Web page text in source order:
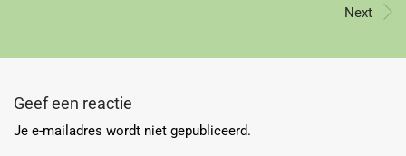
Next
Geef een reactie
Je e-mailadres wordt niet gepubliceerd.